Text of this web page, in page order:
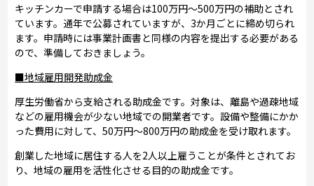
キッチンカーで申請する場合は100万円～500万円の補助とされ
ています。通年で公募されていますが、3か月ごとに締め切られ
ます。申請時には事業計画書と同様の内容を提出する必要がある
ので、準備しておきましょう。
■地域雇用開発助成金
厚生労働省から支給される助成金です。対象は、離島や過疎地域
などの雇用機会が少ない地域での開業者です。設備や整備にかか
った費用に対して、50万円～800万円の助成金を受け取れます。
創業した地域に居住する人を2人以上雇うことが条件とされてお
り、地域の雇用を活性化させる目的の助成金です。